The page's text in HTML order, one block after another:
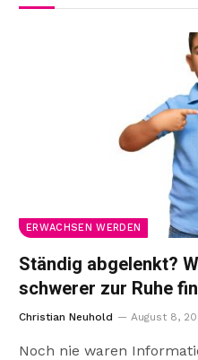
ERWACHSEN WERDEN
Ständig abgelenkt?
schwerer zur Ruhe
Christian Neuhold August 8,
Noch nie waren